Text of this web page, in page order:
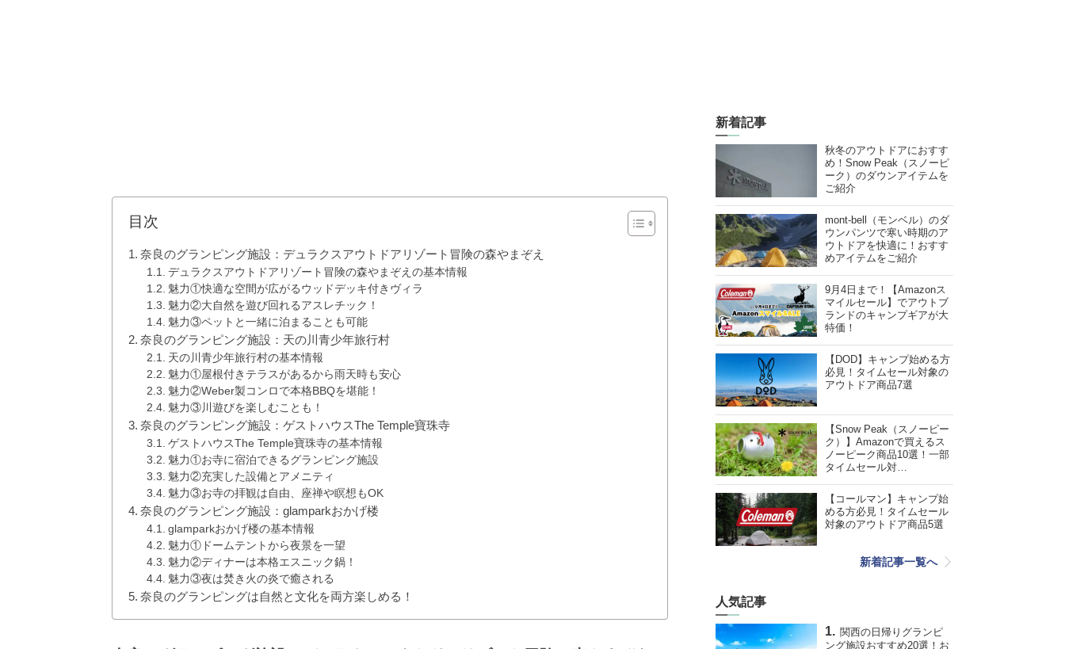
目次
奈良のグランピング施設：デュラクスアウトドアリゾート冒険の森やまぞえ
デュラクスアウトドアリゾート冒険の森やまぞえの基本情報
魅力①快適な空間が広がるウッドデッキ付きヴィラ
魅力②大自然を遊び回れるアスレチック！
魅力③ペットと一緒に泊まることも可能
奈良のグランピング施設：天の川青少年旅行村
天の川青少年旅行村の基本情報
魅力①屋根付きテラスがあるから雨天時も安心
魅力②Weber製コンロで本格BBQを堪能！
魅力③川遊びを楽しむことも！
奈良のグランピング施設：ゲストハウスThe Temple寶珠寺
ゲストハウスThe Temple寶珠寺の基本情報
魅力①お寺に宿泊できるグランピング施設
魅力②充実した設備とアメニティ
魅力③お寺の拝観は自由、座禅や瞑想もOK
奈良のグランピング施設：glamparkおかげ楼
glamparkおかげ楼の基本情報
魅力①ドームテントから夜景を一望
魅力②ディナーは本格エスニック鍋！
魅力③夜は焚き火の炎で癒される
奈良のグランピングは自然と文化を両方楽しめる！
新着記事
秋冬のアウトドアにおすす
め！Snow Peak（スノーピ
ーク）のダウンアイテムを
ご紹介
mont-bell（モンベル）のダ
ウンパンツで寒い時期のア
ウトドアを快適に！おすす
めアイテムをご紹介
9月4日まで！【Amazonス
マイルセール】でアウトブ
ランドのキャンプギアが大
特価！
【DOD】キャンプ始める方
必見！タイムセール対象の
アウトドア商品7選
【Snow Peak（スノーピー
ク）】Amazonで買えるス
ノーピーク商品10選！一部
タイムセール対…
【コールマン】キャンプ始
める方必見！タイムセール
対象のアウトドア商品5選
新着記事一覧へ
人気記事
関西の日帰りグランピ
ング施設おすすめ20選！お